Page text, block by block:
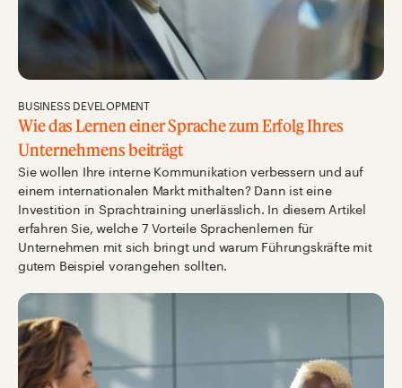
BUSINESS DEVELOPMENT
Wie das Lernen einer Sprache zum Erfolg Ihres
Unternehmens beiträgt
Sie wollen Ihre interne Kommunikation verbessern und auf
einem internationalen Markt mithalten? Dann ist eine
Investition in Sprachtraining unerlässlich. In diesem Artikel
erfahren Sie, welche 7 Vorteile Sprachenlernen für
Unternehmen mit sich bringt und warum Führungskräfte mit
gutem Beispiel vorangehen sollten.